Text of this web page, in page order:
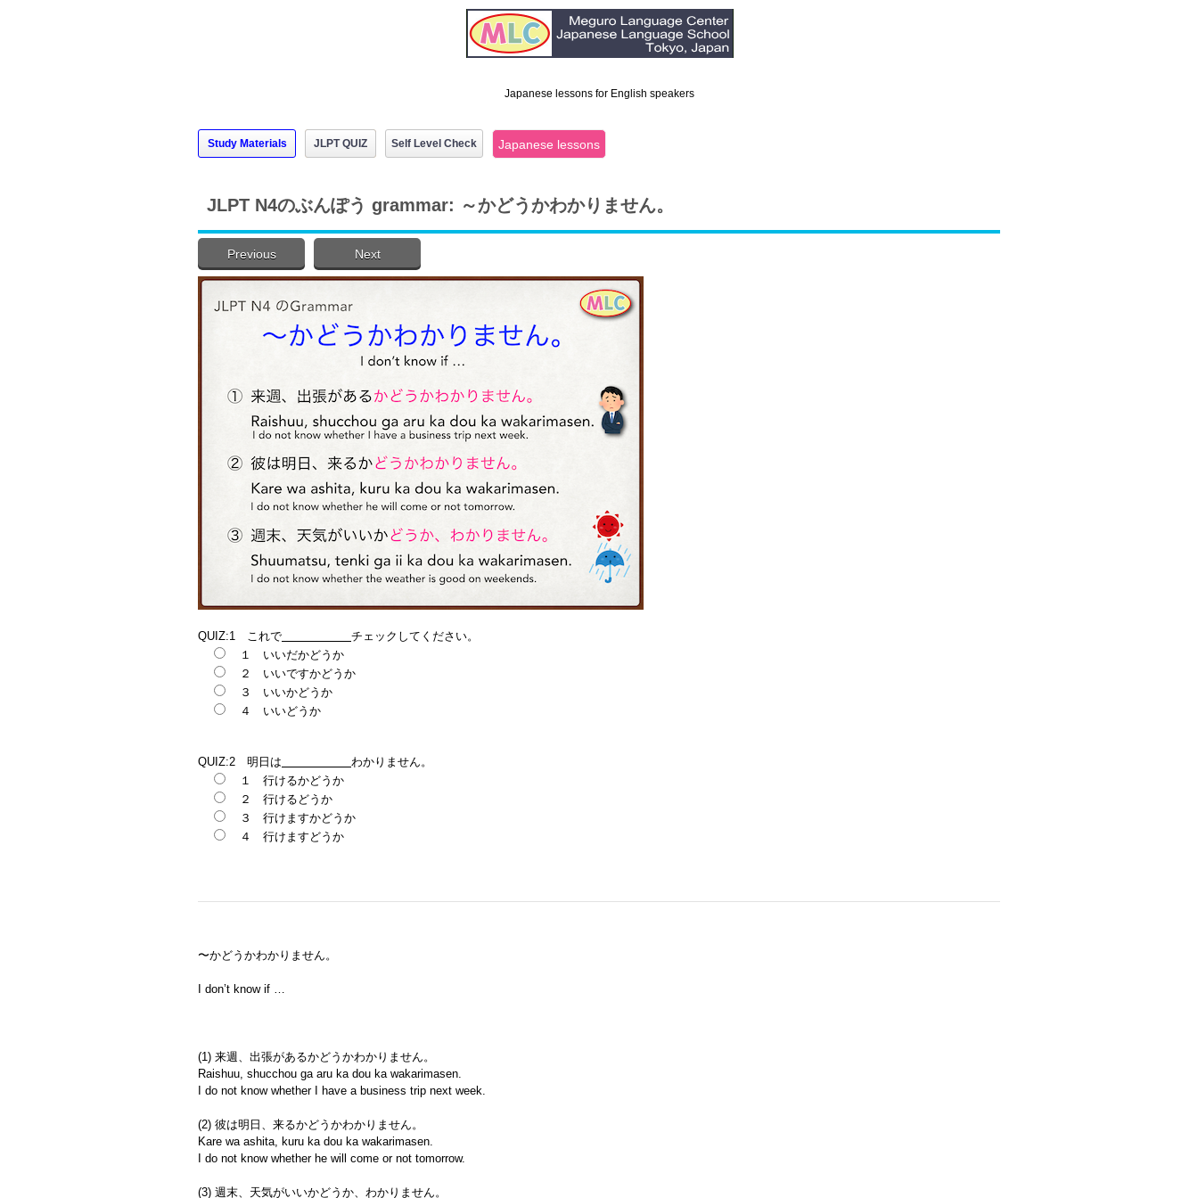
Japanese lessons for English speakers
Study Materials JLPT QUIZ Self Level Check Japanese lessons
JLPT N4のぶんぽう grammar: ～かどうかわかりません。
Previous Next
QUIZ:1 これで
チェックしてください。
１ いいだかどうか
２ いいですかどうか
３ いいかどうか
４ いいどうか
QUIZ:2 明日は
わかりません。
１ 行けるかどうか
２ 行けるどうか
３ 行けますかどうか
４ 行けますどうか
〜かどうかわかりません。
I don’t know if …
(1) 来週、出張があるかどうかわかりません。
Raishuu, shucchou ga aru ka dou ka wakarimasen.
I do not know whether I have a business trip next week.
(2) 彼は明日、来るかどうかわかりません。
Kare wa ashita, kuru ka dou ka wakarimasen.
I do not know whether he will come or not tomorrow.
(3) 週末、天気がいいかどうか、わかりません。